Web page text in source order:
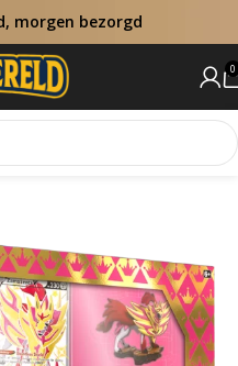
morgen bezorgd
0